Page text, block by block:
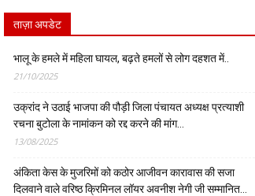
ताज़ा अपडेट
भालू के हमले में महिला घायल, बढ़ते हमलों से लोग दहशत में..
21/10/2025
उक्रांद ने उठाई भाजपा की पौड़ी जिला पंचायत अध्यक्ष प्रत्याशी
रचना बुटोला के नामांकन को रद्द करने की मांग…
13/08/2025
अंकिता केस के मुजरिमों को कठोर आजीवन कारावास की सजा
दिलवाने वाले वरिष्ठ क्रिमिनल लॉयर अवनीश नेगी जी सम्मानित…